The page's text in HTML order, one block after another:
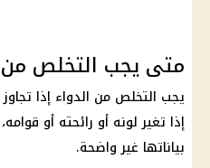
متى يجب التخلص من
يجب التخلص من الدواء إذا
إذا تغير لونه أو رائحته أو
بياناتها غير واضحة.